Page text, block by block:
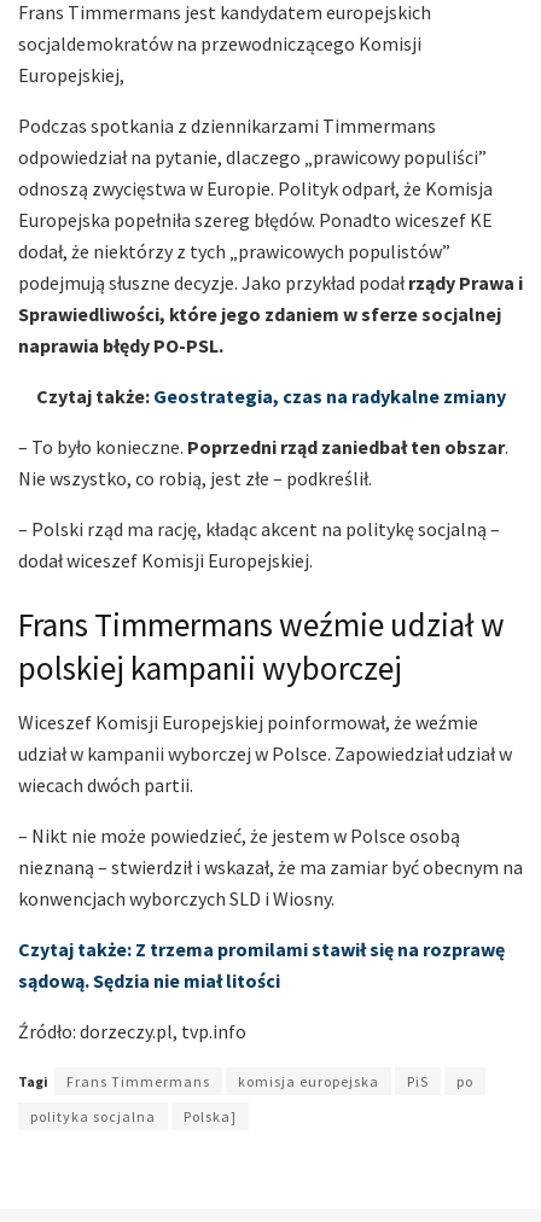
Frans Timmermans jest kandydatem europejskich
socjaldemokratów na przewodniczącego Komisji
Europejskiej,
Podczas spotkania z dziennikarzami Timmermans
odpowiedział na pytanie, dlaczego „prawicowy populiści”
odnoszą zwycięstwa w Europie. Polityk odparł, że Komisja
Europejska popełniła szereg błędów. Ponadto wiceszef KE
dodał, że niektórzy z tych „prawicowych populistów”
podejmują słuszne decyzje. Jako przykład podałrządy Prawa i
Sprawiedliwości, które jego zdaniem w sferze socjalnej
naprawia błędy PO-PSL.
Czytaj także: Geostrategia, czas na radykalne zmiany
– To było konieczne. Poprzedni rząd zaniedbał ten obszar.
Nie wszystko, co robią, jest złe – podkreślił.
– Polski rząd ma rację, kładąc akcent na politykę socjalną –
dodał wiceszef Komisji Europejskiej.
Frans Timmermans weźmie udział w
polskiej kampanii wyborczej
Wiceszef Komisji Europejskiej poinformował, że weźmie
udział w kampanii wyborczej w Polsce. Zapowiedział udział w
wiecach dwóch partii.
– Nikt nie może powiedzieć, że jestem w Polsce osobą
nieznaną – stwierdził i wskazał, że ma zamiar być obecnym na
konwencjach wyborczych SLD i Wiosny.
Czytaj także: Z trzema promilami stawił się na rozprawę
sądową. Sędzia nie miał litości
Źródło: dorzeczy.pl, tvp.info
Tagi Frans Timmermans komisja europejska PiS
po
polityka socjalna
Polska]